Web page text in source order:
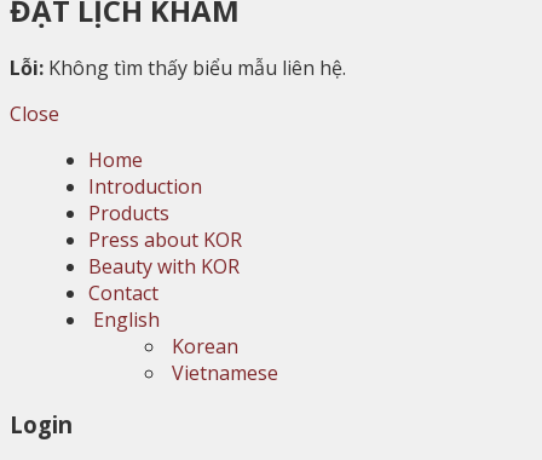
ĐẶT LỊCH KHÁM
Lỗi: Không tìm thấy biểu mẫu liên hệ.
Close
Home
Introduction
Products
Press about KOR
Beauty with KOR
Contact
English
Korean
Vietnamese
Login